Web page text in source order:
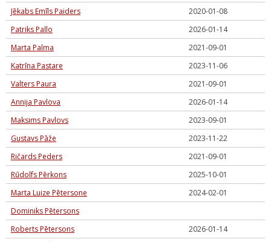
Jēkabs Emīls Paiders
2020-01-08
Patriks Pallo
2026-01-14
Marta Palma
2021-09-01
Katrīna Pastare
2023-11-06
Valters Paura
2021-09-01
Annija Pavlova
2026-01-14
Maksims Pavlovs
2023-09-01
Gustavs Pāže
2023-11-22
Ričards Peders
2021-09-01
Rūdolfs Pērkons
2025-10-01
Marta Luize Pētersone
2024-02-01
Dominiks Pētersons
Roberts Pētersons
2026-01-14